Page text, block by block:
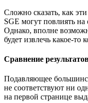
Сложно сказать, как
SGE могут повлиять
Однако, вполне
будет извлечь какое-то
Сравнение
Подавляющее
не соответствуют ни
на первой странице